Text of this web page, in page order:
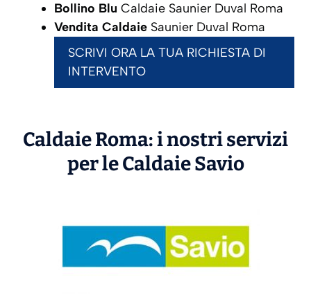
Bollino Blu Caldaie Saunier Duval Roma
Vendita Caldaie Saunier Duval Roma
SCRIVI ORA LA TUA RICHIESTA DI
INTERVENTO
Caldaie Roma: i nostri servizi
per le CaldaieSavio